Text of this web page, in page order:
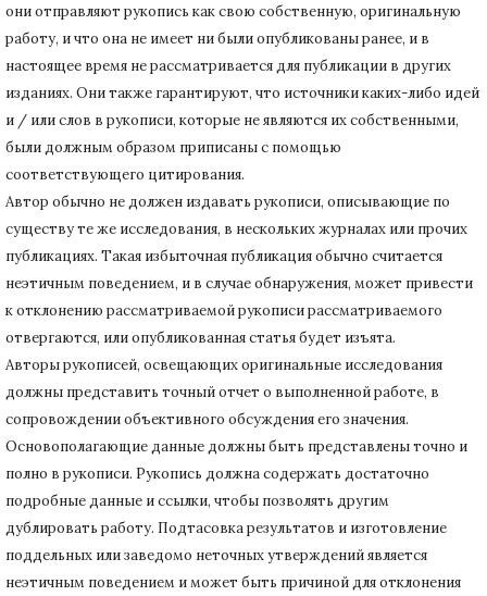
они отправляют рукопись как свою собственную, оригинальную
работу, и что она не имеет ни были опубликованы ранее, и в
настоящее время не рассматривается для публикации в других
изданиях. Они также гарантируют, что источники каких-либо идей
и / или слов в рукописи, которые не являются их собственными,
были должным образом приписаны с помощью
соответствующего цитирования.
Автор обычно не должен издавать рукописи, описывающие по
существу те же исследования, в нескольких журналах или прочих
публикациях. Такая избыточная публикация обычно считается
неэтичным поведением, и в случае обнаружения, может привести
к отклонению рассматриваемой рукописи рассматриваемого
отвергаются, или опубликованная статья будет изъята.
Авторы рукописей, освещающих оригинальные исследования
должны представить точный отчет о выполненной работе, в
сопровождении объективного обсуждения его значения.
Основополагающие данные должны быть представлены точно и
полно в рукописи. Рукопись должна содержать достаточно
подробные данные и ссылки, чтобы позволять другим
дублировать работу. Подтасовка результатов и изготовление
поддельных или заведомо неточных утверждений является
неэтичным поведением и может быть причиной для отклонения